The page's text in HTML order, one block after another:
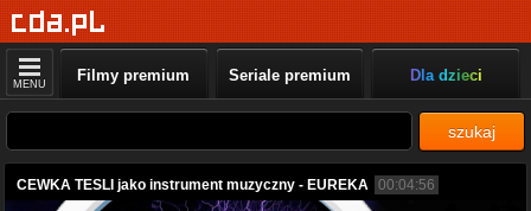
MENU Filmy premium Seriale premium Dla dzieci
szukaj
CEWKA TESLI jako instrument muzyczny - EUREKA 00:04:56